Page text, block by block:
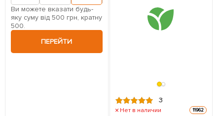
Ви можете вказати будь-
яку суму від 500 грн, кратну
500.
ПЕРЕЙТИ
3
Нет в наличии 11962